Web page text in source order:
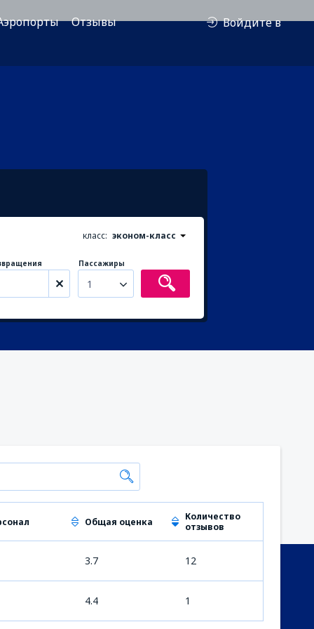
Отзывы Войдите в
класс: эконом-класс
Пассажиры
1
Общая оценка
Количество
отзывов
3.7 12
4.4 1